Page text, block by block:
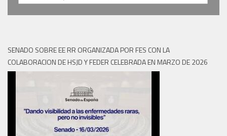
SENADO SOBRE EE RR ORGANIZADA POR FES CON LA
COLABORACION DE HSJD Y FEDER CELEBRADA EN MARZO DE 2026